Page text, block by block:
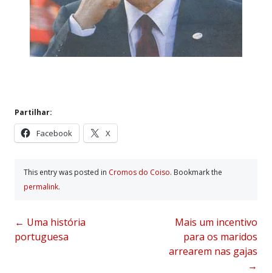
Partilhar:
Facebook X
This entry was posted in Cromos do Coiso. Bookmark the
permalink.
Post
navigation
← Uma história
portuguesa
Mais um incentivo
para os maridos
arrearem nas gajas
→